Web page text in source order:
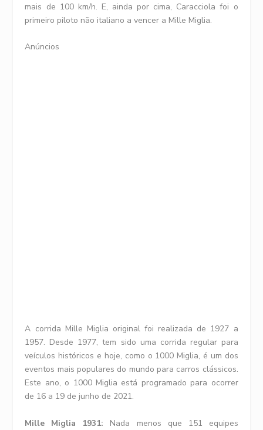
mais de 100 km/h. E, ainda por cima, Caracciola foi o
primeiro piloto não italiano a vencer a Mille Miglia.
Anúncios
A corrida Mille Miglia original foi realizada de 1927 a
1957. Desde 1977, tem sido uma corrida regular para
veículos históricos e hoje, como o 1000 Miglia, é um dos
eventos mais populares do mundo para carros clássicos.
Este ano, o 1000 Miglia está programado para ocorrer
de 16 a 19 de junho de 2021.
Mille Miglia 1931: Nada menos que 151 equipes